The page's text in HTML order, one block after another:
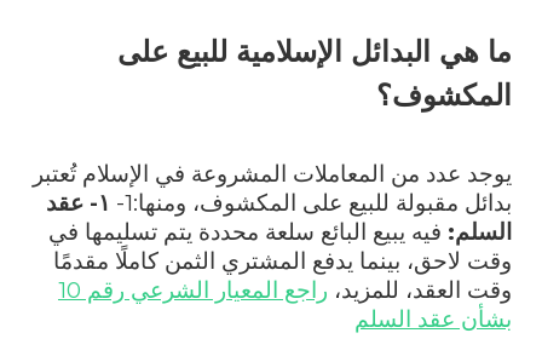
ما هي البدائل الإسلامية للبيع على
المكشوف؟
يوجد عدد من المعاملات المشروعة في الإسلام تُعتبر
بدائل مقبولة للبيع على المكشوف، ومنها:1-
١- عقد
السلم: فيه يبيع البائع سلعة محددة يتم تسليمها في
وقت لاحق، بينما يدفع المشتري الثمن كاملًا مقدمًا
وقت العقد، للمزيد،
راجع المعيار الشرعي رقم 10
بشأن عقد السلم